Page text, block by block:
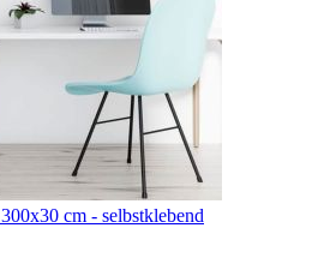
cm - selbstklebend